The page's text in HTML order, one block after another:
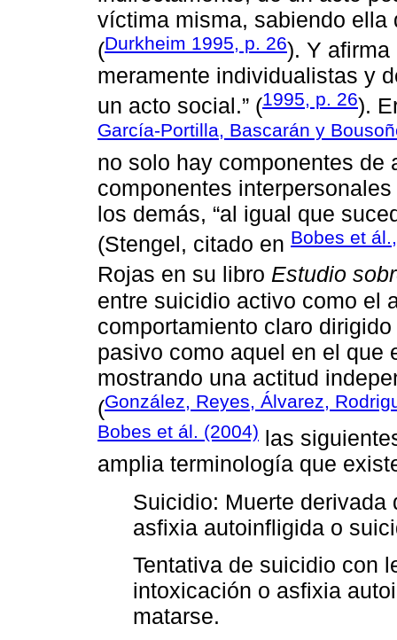
víctima misma, sabiendo ella
(Durkheim 1995, p. 26). Y afirma
meramente individualistas y
un acto social.” (1995, p. 26).
García-Portilla, Bascarán y
no solo hay componentes de
componentes
los demás, “al igual que
(Stengel, citado en Bobes et
Rojas en su libro Estudio
entre suicidio activo como el
comportamiento claro
pasivo como aquel en el que
mostrando una actitud
(González, Reyes, Álvarez,
Bobes et ál. (2004) las
amplia terminología que
Suicidio: Muerte
asfixia autoinfligida o
Tentativa de suicidio con
intoxicación o asfixia
matarse.